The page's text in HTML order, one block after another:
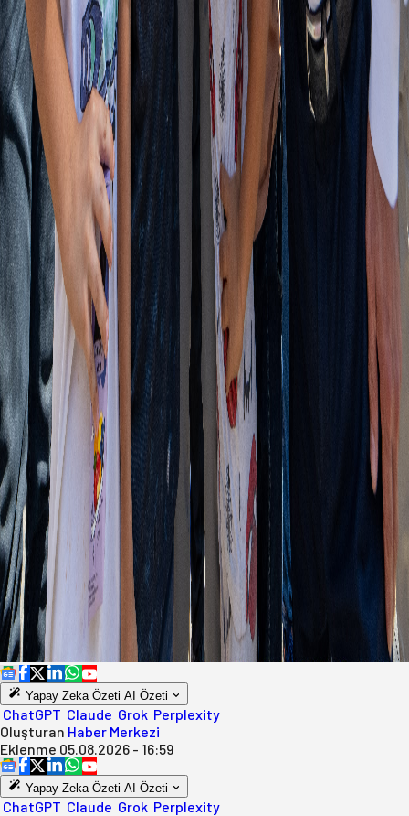
Yapay Zeka Özeti AI Özeti
ChatGPT Claude Grok Perplexity
Oluşturan Haber Merkezi
Eklenme 05.08.2026 - 16:59
Yapay Zeka Özeti AI Özeti
ChatGPT Claude Grok Perplexity